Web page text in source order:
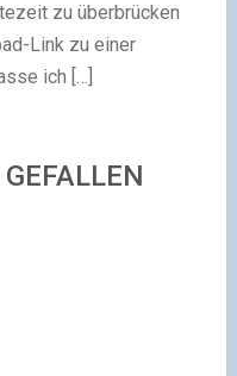
zu überbrücken
Link zu einer
ich […]